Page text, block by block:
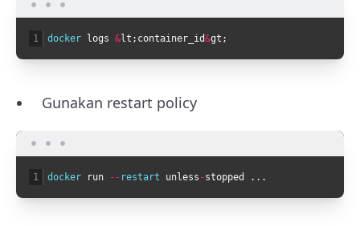
1 docker logs &lt ; container_id&gt ;
Gunakan restart policy
1 docker run -- restart unless -stopped . . .